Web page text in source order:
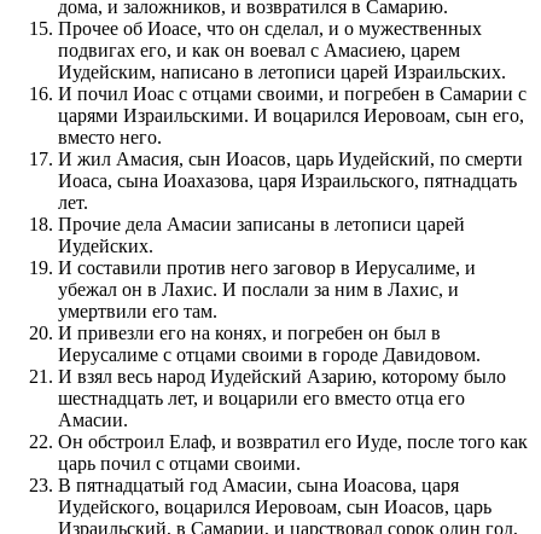
дома, и заложников, и возвратился в Самарию.
Прочее об Иоасе, что он сделал, и о мужественных
подвигах его, и как он воевал с Амасиею, царем
Иудейским, написано в летописи царей Израильских.
И почил Иоас с отцами своими, и погребен в Самарии с
царями Израильскими. И воцарился Иеровоам, сын его,
вместо него.
И жил Амасия, сын Иоасов, царь Иудейский, по смерти
Иоаса, сына Иоахазова, царя Израильского, пятнадцать
лет.
Прочие дела Амасии записаны в летописи царей
Иудейских.
И составили против него заговор в Иерусалиме, и
убежал он в Лахис. И послали за ним в Лахис, и
умертвили его там.
И привезли его на конях, и погребен он был в
Иерусалиме с отцами своими в городе Давидовом.
И взял весь народ Иудейский Азарию, которому было
шестнадцать лет, и воцарили его вместо отца его
Амасии.
Он обстроил Елаф, и возвратил его Иуде, после того как
царь почил с отцами своими.
В пятнадцатый год Амасии, сына Иоасова, царя
Иудейского, воцарился Иеровоам, сын Иоасов, царь
Израильский, в Самарии, и царствовал сорок один год,